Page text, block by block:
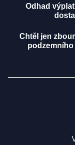
Odhad
Chtěl jen
podzemního